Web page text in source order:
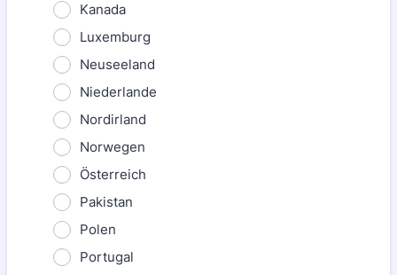
Kanada
Luxemburg
Neuseeland
Niederlande
Nordirland
Norwegen
Österreich
Pakistan
Polen
Portugal